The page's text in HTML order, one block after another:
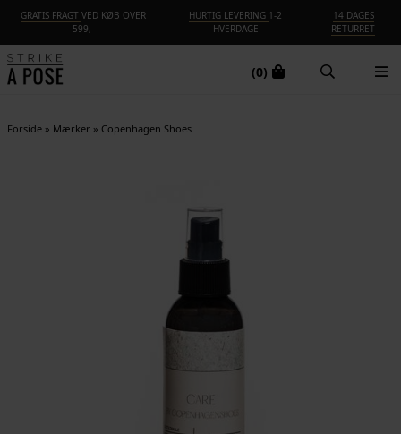
GRATIS FRAGT VED KØB OVER
599,-
HURTIG LEVERING 1-2
HVERDAGE
14 DAGES
RETURRET
(0)
Forside» Mærker » Copenhagen Shoes